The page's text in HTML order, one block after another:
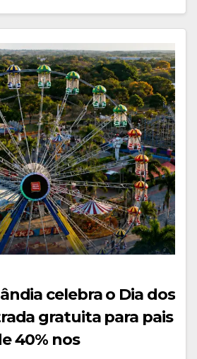
celebra o Dia dos
gratuita para pais
40% nos